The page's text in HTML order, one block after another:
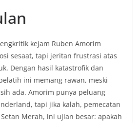
kejam Ruben Amorim
sesaat, tapi jeritan frustrasi atas
Dengan hasil katastrofik dan
ini memang rawan, meski
ada. Amorim punya peluang
tapi jika kalah, pemecatan
Merah, ini ujian besar: apakah